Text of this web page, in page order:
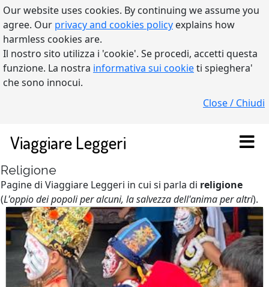
Our website uses cookies. By continuing we assume you
agree. Our privacy and cookies policy explains how
harmless cookies are.
Il nostro sito utilizza i 'cookie'. Se procedi, accetti questa
funzione. La nostra informativa sui cookieti spieghera'
che sono innocui.
Close / Chiudi
Viaggiare Leggeri
Religione
Pagine di Viaggiare Leggeri in cui si parla di religione
(L'oppio dei popoli per alcuni, la salvezza dell'anima per altri).